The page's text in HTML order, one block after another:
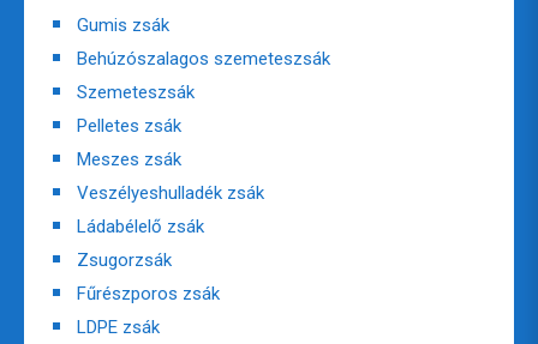
Gumis zsák
Behúzószalagos szemeteszsák
Szemeteszsák
Pelletes zsák
Meszes zsák
Veszélyeshulladék zsák
Ládabélelő zsák
Zsugorzsák
Fűrészporos zsák
LDPE zsák